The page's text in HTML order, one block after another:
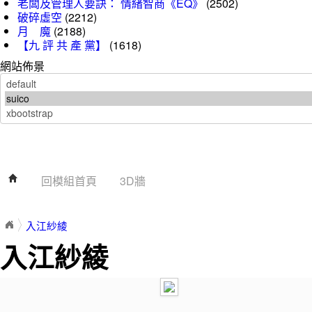
老闆及管理人要訣： 情緒智商《EQ》 (2502)
破碎虛空 (2212)
月 魔 (2188)
【九 評 共 產 黨】
(1618)
網站佈景
回模組首頁 3D牆
入江紗綾
入江紗綾